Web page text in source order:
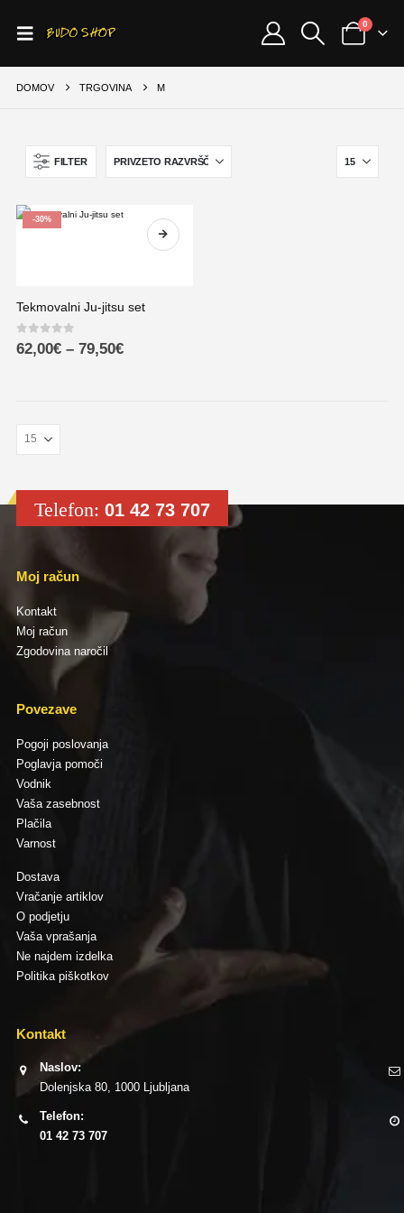
0
DOMOV TRGOVINA M
FILTER
-30%
Tekmovalni Ju-jitsu set
0out of 5
62,00€ – 79,50€
Telefon: 01 42 73 707
Moj račun
Kontakt
Moj račun
Zgodovina naročil
Povezave
Pogoji poslovanja
Poglavja pomoči
Vodnik
Vaša zasebnost
Plačila
Varnost
Dostava
Vračanje artiklov
O podjetju
Vaša vprašanja
Ne najdem izdelka
Politika piškotkov
Kontakt
Naslov:
Dolenjska 80, 1000 Ljubljana
Telefon:
01 42 73 707